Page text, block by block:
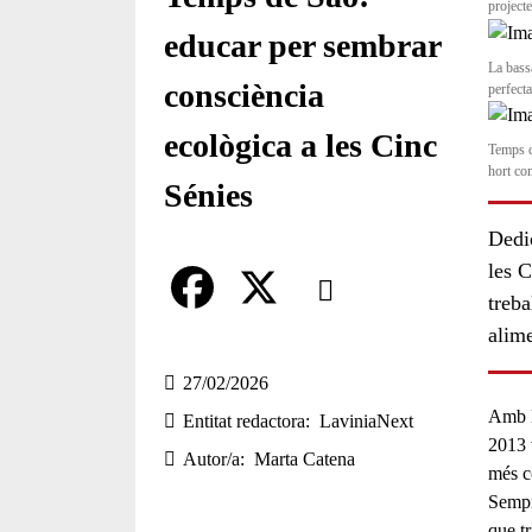
educar per sembrar
consciència
ecològica a les Cinc
Sénies
Comparteix
a
c
e
Compartir en altres xarxes
27/02/2026
Entitat redactora
LaviniaNext
Autor/a
Marta Catena
La
Temps
hort
les
Amb
2013
més